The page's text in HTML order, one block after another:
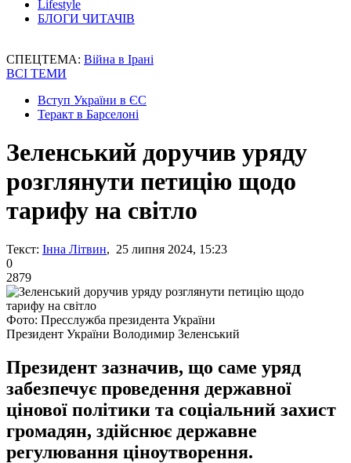
Lifestyle
БЛОГИ ЧИТАЧІВ
СПЕЦТЕМА: Війна в Ірані
ВСІ ТЕМИ
Вступ України в ЄС
Теракт в Барселоні
Зеленський доручив уряду
розглянути петицію щодо
тарифу на світло
Текст: Інна Літвин, 25 липня 2024, 15:23
0
2879
Фото: Пресслужба президента України
Президент України Володимир Зеленський
Президент зазначив, що саме уряд
забезпечує проведення державної
цінової політики та соціальний захист
громадян, здійснює державне
регулювання ціноутворення.